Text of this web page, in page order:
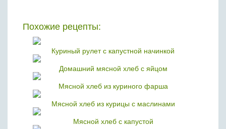
Похожие рецепты:
Куриный рулет с капустной начинкой
Домашний мясной хлеб с яйцом
Мясной хлеб из куриного фарша
Мясной хлеб из курицы с маслинами
Мясной хлеб с капустой